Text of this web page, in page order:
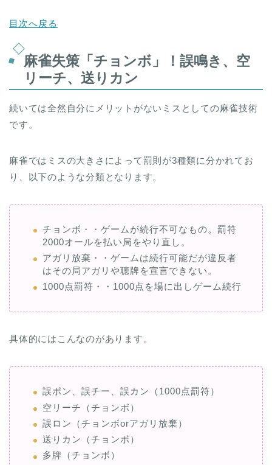
目次へ戻る
麻雀失策「チョンボ」！誤鳴き、空
リーチ、送りカン
続いては全然自分にメリットがないミスとしての麻雀技術
です。
麻雀ではミスの大きさによって罰則が3種類に分かれてお
り、以下のような分類となります。
チョンボ・・ゲームが続行不可なもの。罰符
2000オールを払い局をやり直し。
アガリ放棄・・ゲームは続行可能だが違反者
はその局アガリや聴牌を宣言できない。
1000点罰符・・1000点を場に出しゲーム続行
具体的にはこんなのがあります。
誤ポン、誤チー、誤カン（1000点罰符）
空リーチ（チョンボ）
誤ロン（チョンボorアガリ放棄）
送りカン（チョンボ）
多牌（チョンボ）